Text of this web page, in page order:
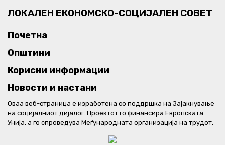
ЛОКАЛЕН ЕКОНОМСКО-СОЦИЈАЛЕН СОВЕТ
Почетна
Општини
Корисни информации
Новости и настани
Оваа веб-страница е изработена со поддршка на Зајакнување
на социјалниот дијалог. Проектот го финансира Европската
Унија, а го спроведува Меѓународната организација на трудот.